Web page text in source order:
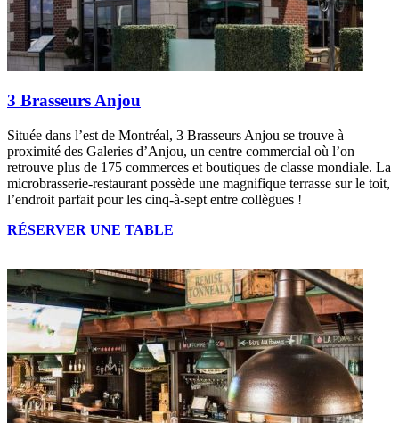
3 Brasseurs Anjou
Située dans l’est de Montréal, 3 Brasseurs Anjou se trouve à
proximité des Galeries d’Anjou, un centre commercial où l’on
retrouve plus de 175 commerces et boutiques de classe mondiale. La
microbrasserie-restaurant possède une magnifique terrasse sur le toit,
l’endroit parfait pour les cinq-à-sept entre collègues !
RÉSERVER UNE TABLE